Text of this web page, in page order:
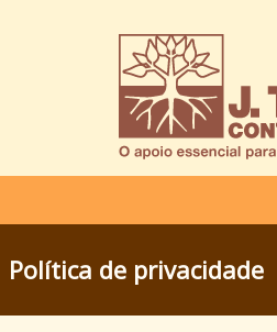
Navegação
Política de privacidade